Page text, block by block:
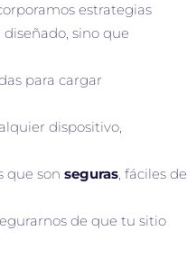
estrategias
sino que
para cargar
dispositivo,
que son seguras, fáciles de
de que tu sitio